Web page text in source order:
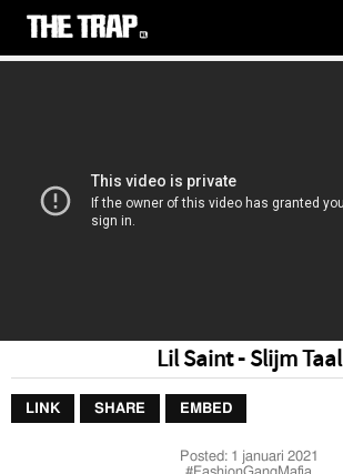
Lil Saint - Slijm Taal
LINK SHARE EMBED
Posted:1 januari 2021